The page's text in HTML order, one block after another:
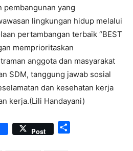
pembangunan yang
lingkungan hidup melalui
pertambangan terbaik “BEST
memprioritaskan
anggota dan masyarakat
SDM, tanggung jawab sosial
dan kesehatan kerja
kerja.(Lili Handayani)
Post